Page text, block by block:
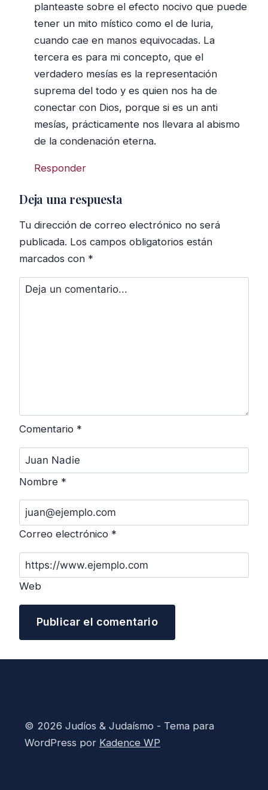
planteaste sobre el efecto nocivo que puede
tener un mito místico como el de luria,
cuando cae en manos equivocadas. La
tercera es para mi concepto, que el
verdadero mesías es la representación
suprema del todo y es quien nos ha de
conectar con Dios, porque si es un anti
mesías, prácticamente nos llevara al abismo
de la condenación eterna.
Responder
Deja una respuesta
Tu dirección de correo electrónico no será
publicada. Los campos obligatorios están
marcados con *
Comentario *
Nombre *
Correo electrónico *
Web
© 2026 Judíos & Judaísmo - Tema para
WordPress por Kadence WP